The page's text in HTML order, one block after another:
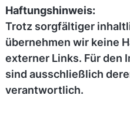
Haftungshinweis:
Trotz sorgfältiger
übernehmen wir keine
externer Links. Für den
sind ausschließlich
verantwortlich.